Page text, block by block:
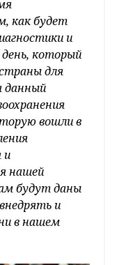
как будет
и
который
для
данный
вошли в
и
нашей
будут даны
и
в нашем